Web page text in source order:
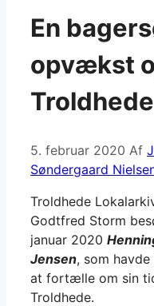
En
opvækst
Troldhede
5. februar 2020 Af
Søndergaard
Troldhede
Godtfred Storm
januar 2020
Jensen, som
at fortælle om sin
Troldhede.